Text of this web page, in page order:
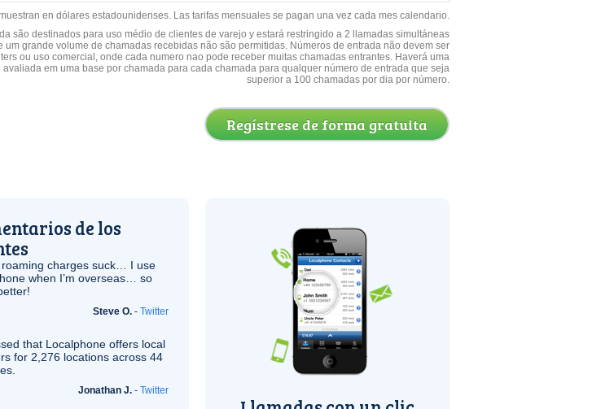
en dólares estadounidenses. Las tarifas mensuales se pagan una vez cada mes calendario.
são destinados para uso médio de clientes de varejo y estará restringido a 2 llamadas simultáneas
um grande volume de chamadas recebidas não são permitidas. Números de entrada não devem ser
ou uso comercial, onde cada numero nao pode receber muitas chamadas entrantes. Haverá uma
avaliada em uma base por chamada para cada chamada para qualquer número de entrada que seja
superior a 100 chamadas por dia por número.
Regístrese de forma gratuita
de los
roaming charges suck… I use
when I’m overseas… so
Steve O. - Twitter
that Localphone offers local
for 2,276 locations across 44
Jonathan J. - Twitter